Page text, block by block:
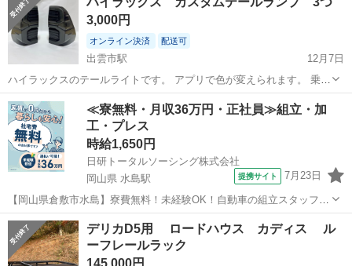
3,000円
オンライン決済 配送可
出雲市駅
12月7日
ハイラックスのテールライトです。 アプリで色が変えられます。 乗り
換えのため出品します 一つサランラップが張り付いて取れませんので
ジャンク扱いです 現品確認お願いします
島根 出雲市 出雲市駅 外装、車外用品 ハイラックス
≪寮無料・月収36万円・正社員≫組立・加
工・プレス
時給1,650円
日研トータルソーシング株式会社
岡山県 水島駅
提携サイト 7月23日
【岡山県倉敷市水島】寮費無料！未経験OK！自動車の組立スタッフ
《お仕事No.NS0089》 お仕事について 車の組立作業です。専用レール
に乗って流れてくる車の骨組みに、車内外の各部品・ハンドル・足回
り・ドア・シートなどの各...
岡山 倉敷市 水島駅 その他
デリカD5用 ロードハウス カディス ル
ーフレールラック